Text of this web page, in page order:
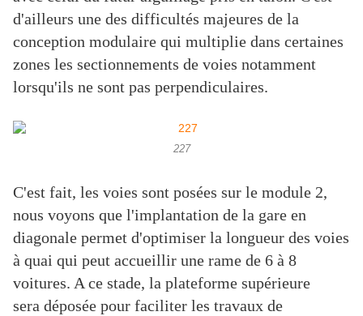
d'ailleurs une des difficultés majeures de la
conception modulaire qui multiplie dans certaines
zones les sectionnements de voies notamment
lorsqu'ils ne sont pas perpendiculaires.
227
C'est fait, les voies sont posées sur le module 2,
nous voyons que l'implantation de la gare en
diagonale permet d'optimiser la longueur des voies
à quai qui peut accueillir une rame de 6 à 8
voitures. A ce stade, la plateforme supérieure
sera déposée pour faciliter les travaux de